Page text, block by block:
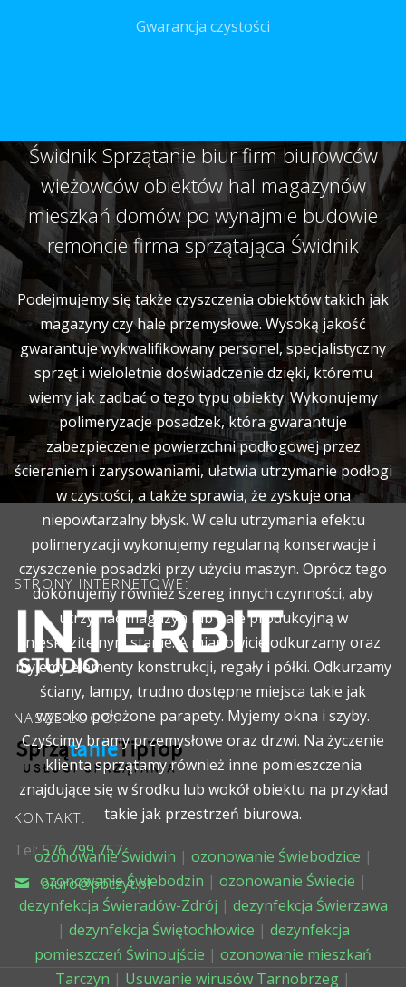
Gwarancja czystości
Świdnik Sprzątanie biur firm biurowców
wieżowców obiektów hal magazynów
mieszkań domów po wynajmie budowie
remoncie firma sprzątająca Świdnik
Podejmujemy się także czyszczenia obiektów takich jak
magazyny czy hale przemysłowe. Wysoką jakość
gwarantuje wykwalifikowany personel, specjalistyczny
sprzęt i wieloletnie doświadczenie dzięki, któremu
wiemy jak zadbać o tego typu obiekty. Wykonujemy
polimeryzacje posadzek, która gwarantuje
zabezpieczenie powierzchni podłogowej przez
ścieraniem i zarysowaniami, ułatwia utrzymanie podłogi
w czystości, a także sprawia, że zyskuje ona
niepowtarzalny błysk. W celu utrzymania efektu
polimeryzacji wykonujemy regularną konserwacje i
czyszczenie posadzki przy użyciu maszyn. Oprócz tego
dokonujemy również szereg innych czynności, aby
utrzymać magazyn lub hale produkcyjną w
nieskazitelnym stanie. A mianowicie odkurzamy oraz
myjemy elementy konstrukcji, regały i półki. Odkurzamy
ściany, lampy, trudno dostępne miejsca takie jak
wysoko położone parapety. Myjemy okna i szyby.
Czyścimy bramy przemysłowe oraz drzwi. Na życzenie
klienta sprzątamy również inne pomieszczenia
znajdujące się w środku lub wokół obiektu na przykład
takie jak przestrzeń biurowa.
ozonowanie Świdwin | ozonowanie Świebodzice |
ozonowanie Świebodzin | ozonowanie Świecie |
dezynfekcja Świeradów-Zdrój | dezynfekcja Świerzawa
| dezynfekcja Świętochłowice | dezynfekcja
pomieszczeń Świnoujście | ozonowanie mieszkań
Tarczyn | Usuwanie wirusów Tarnobrzeg |
STRONY INTERNETOWE:
NASZE LOGO:
KONTAKT:
Tel:576 799 757
biuro@pbczyt.pl